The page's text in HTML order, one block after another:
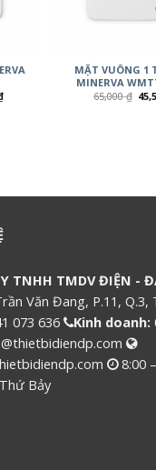
MẶT VUÔNG 1
MINERVA
65,000₫
TNHH TMDV ĐIỆN -
Văn Đang, P.11, Q.3,
073 636 Kinh doanh:
8:00
Bảy